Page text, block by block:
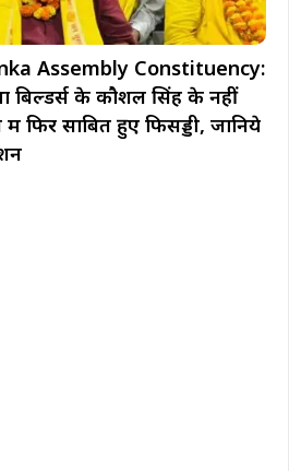
Assembly Constituency:
बिल्डर्स के कौशल सिंह के नहीं
फिर साबित हुए फिसड्डी, जानिये